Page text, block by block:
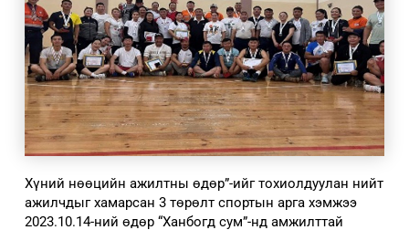
Хүний нөөцийн ажилтны өдөр”-ийг тохиолдуулан нийт
ажилчдыг хамарсан 3 төрөлт спортын арга хэмжээ
2023.10.14-ний өдөр “Ханбогд сум”-нд амжилттай